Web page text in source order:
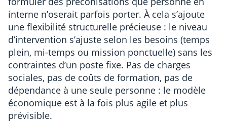
interne n’oserait parfois porter. À cela s’ajoute
une flexibilité structurelle précieuse : le niveau
d’intervention s’ajuste selon les besoins (temps
plein, mi-temps ou mission ponctuelle) sans les
contraintes d’un poste fixe. Pas de charges
sociales, pas de coûts de formation, pas de
dépendance à une seule personne : le modèle
économique est à la fois plus agile et plus
prévisible.